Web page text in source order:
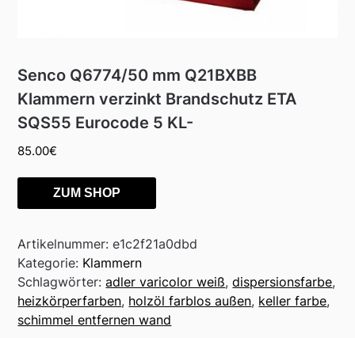
Senco Q6774/50 mm Q21BXBB
Klammern verzinkt Brandschutz ETA
SQS55 Eurocode 5 KL-
85.00€
ZUM SHOP
Artikelnummer:e1c2f21a0dbd
Kategorie: Klammern
Schlagwörter:adler varicolor weiß,dispersionsfarbe,
heizkörperfarben, holzöl farblos außen, keller farbe,
schimmel entfernen wand